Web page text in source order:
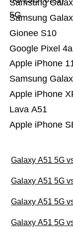
Apple iPhone
Lava A51
Apple iPhone
Samsung
Apple iPhone
Google Pixel 4a
Gionee S10
Samsung
Samsung
5G
Galaxy A51 5G
Galaxy A51 5G
Galaxy A51 5G
Galaxy A51 5G